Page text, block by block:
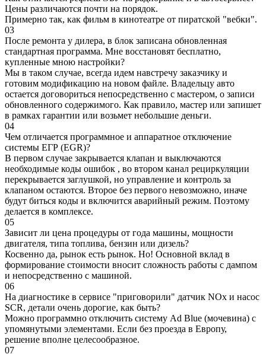
Цены различаются почти на порядок.
Примерно так, как фильм в кинотеатре от пиратской "вебки".
03
После ремонта у дилера, в блок записана обновленная
стандартная программа. Мне восстановят бесплатно,
купленные мною настройки?
Мы в таком случае, всегда идем навстречу заказчику и
готовим модификацию на новом файле. Владельцу авто
остается договориться непосредственно с мастером, о записи
обновленного содержимого. Как правило, мастер или запишет
в рамках гарантии или возьмет небольшие деньги.
04
Чем отличается программное и аппаратное отключение
системы ЕГР (EGR)?
В первом случае закрывается клапан и выключаются
необходимые коды ошибок , во втором канал рециркуляции
перекрывается заглушкой, но управление и контроль за
клапаном остаются. Второе без первого невозможно, иначе
будут биться коды и включится аварийный режим. Поэтому
делается в комплексе.
05
Зависит ли цена процедуры от года машины, мощности
двигателя, типа топлива, бензин или дизель?
Косвенно да, рынок есть рынок. Но! Основной вклад в
формирование стоимости вносит сложность работы с дампом
и непосредственно с машиной.
06
На диагностике в сервисе "приговорили" датчик NOx и насос
SCR, детали очень дорогие, как быть?
Можно программно отключить систему Ad Blue (мочевина) с
упомянутыми элементами. Если без проезда в Европу,
решение вполне целесообразное.
07